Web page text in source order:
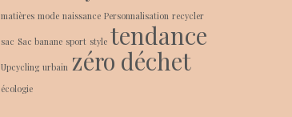
matières mode naissance Personnalisation recycler
sac Sac banane sport style tendance
Upcycling urbain zéro déchet
écologie